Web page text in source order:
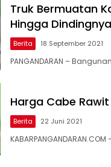
Truk Bermuatan
Hingga
Berita 18 September 2021
PANGANDARAN –
Harga Cabe
Berita 22 Juni 2021